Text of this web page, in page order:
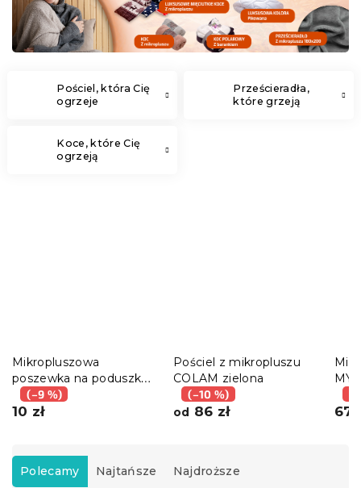
Pościel, która Cię
ogrzeje
Prześcieradła,
które grzeją
Koce, które Cię
ogrzeją
Mikropluszowa
poszewka na poduszkę
MYSTIC GARDEN 45x45
cm, ciemnozielona
(–9 %)
10 zł
Pościel z mikropluszu
COLAM zielona
(–10 %)
od 86 zł 67
S
oPolecamy Najtańsze Najdroższe